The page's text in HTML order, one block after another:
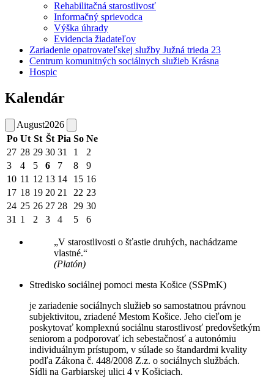
Rehabilitačná starostlivosť
Informačný sprievodca
Výška úhrady
Evidencia žiadateľov
Zariadenie opatrovateľskej služby Južná trieda 23
Centrum komunitných sociálnych služieb Krásna
Hospic
Kalendár
August2026
Po Ut St Št Pia So Ne
27 28 29 30 31 1
2
3
4 5 6 7 8
9
10 11 12 13 14 15 16
17 18 19 20 21 22 23
24 25 26 27 28 29 30
31 1 2 3 4 5 6
„V starostlivosti o šťastie druhých, nachádzame
vlastné.“
(Platón)
Stredisko sociálnej pomoci mesta Košice (SSPmK)
je zariadenie sociálnych služieb so samostatnou právnou
subjektivitou, zriadené Mestom Košice. Jeho cieľom je
poskytovať komplexnú sociálnu starostlivosť predovšetkým
seniorom a podporovať ich sebestačnosť a autonómiu
individuálnym prístupom, v súlade so štandardmi kvality
podľa Zákona č. 448/2008 Z.z. o sociálnych službách.
Sídli na Garbiarskej ulici 4 v Košiciach.